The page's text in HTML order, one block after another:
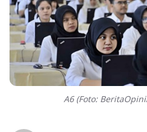
A6 (Foto: